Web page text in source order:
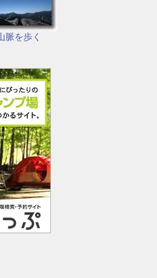
脈を歩く